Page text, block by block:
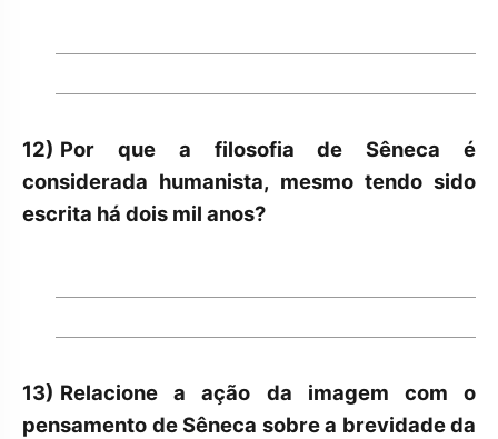
12) Por que a filosofia de Sêneca é
considerada humanista, mesmo tendo sido
escrita há dois mil anos?
13) Relacione a ação da imagem com o
pensamento de Sêneca sobre a brevidade da